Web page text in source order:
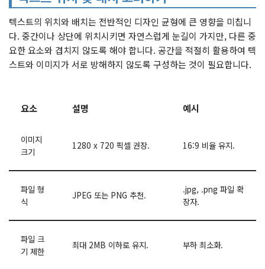
텍스트의 위치와 배치는 전반적인 디자인 균형에 큰 영향을 미칩니
다. 중간이나 상단에 위치시키면 자연스럽게 눈길이 가지만, 다른 중
요한 요소와 겹치지 않도록 해야 합니다. 공간을 적절히 활용하여 텍
스트와 이미지가 서로 방해하지 않도록 구성하는 것이 필요합니다.
요소 설명 예시
이미지
크기
1280 x 720 픽셀 권장. 16:9 비율 유지.
파일 형
식
JPEG 또는 PNG 추천.
.jpg, .png 파일 확
장자.
파일 크
기 제한
최대 2MB 이하로 유지. 부하 최소화.